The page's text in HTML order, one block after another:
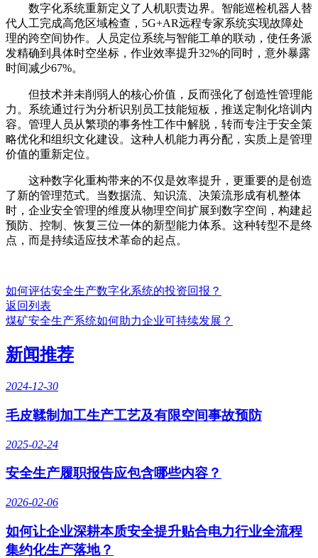
数字化系统重新定义了人机职责边界。智能巡检机器人替
代人工完成高危区域检查，5G+AR远程专家系统实现故障处
理的跨空间协作。人员定位系统与智能工单的联动，使任务派
发精确到具体时空坐标，作业效率提升32%的同时，意外暴露
时间减少67%。
但技术并未削弱人的核心价值，反而强化了创造性管理能
力。系统通过行为分析识别员工技能短板，推送定制化培训内
容。管理人员从繁琐的事务性工作中解脱，转而专注于安全策
略优化和组织文化建设。这种人机能力再分配，实质上是管理
价值的重新定位。
这种数字化重构带来的不仅是效率提升，更重要的是创造
了新的管理范式。当数据流、知识流、决策流形成有机整体
时，企业安全管理的维度从物理空间扩展到数字空间，构建起
预防、控制、恢复三位一体的新型能力体系。这种转型不是终
点，而是持续适应技术革命的起点。
如何评估安全生产数字化系统的投资回报？
返回列表
煤矿安全生产系统如何助力企业可持续发展？
新闻推荐
2024-12-30
毛皮鞣制加工生产工艺及有限空间事故预防
2025-02-24
安全生产履职报告应包含哪些内容？
2026-02-06
如何让企业深耕本质安全提升贴合电力行业全流程
集约化生产落地？